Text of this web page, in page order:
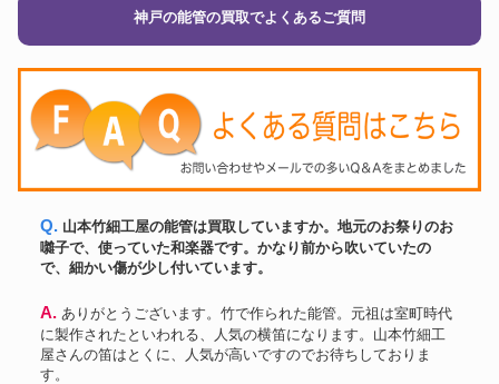
神戸の能管の買取でよくあるご質問
Q. 山本竹細工屋の能管は買取していますか。地元のお祭りのお
囃子で、使っていた和楽器です。かなり前から吹いていたの
で、細かい傷が少し付いています。
A. ありがとうございます。竹で作られた能管。元祖は室町時代
に製作されたといわれる、人気の横笛になります。山本竹細工
屋さんの笛はとくに、人気が高いですのでお待ちしておりま
す。